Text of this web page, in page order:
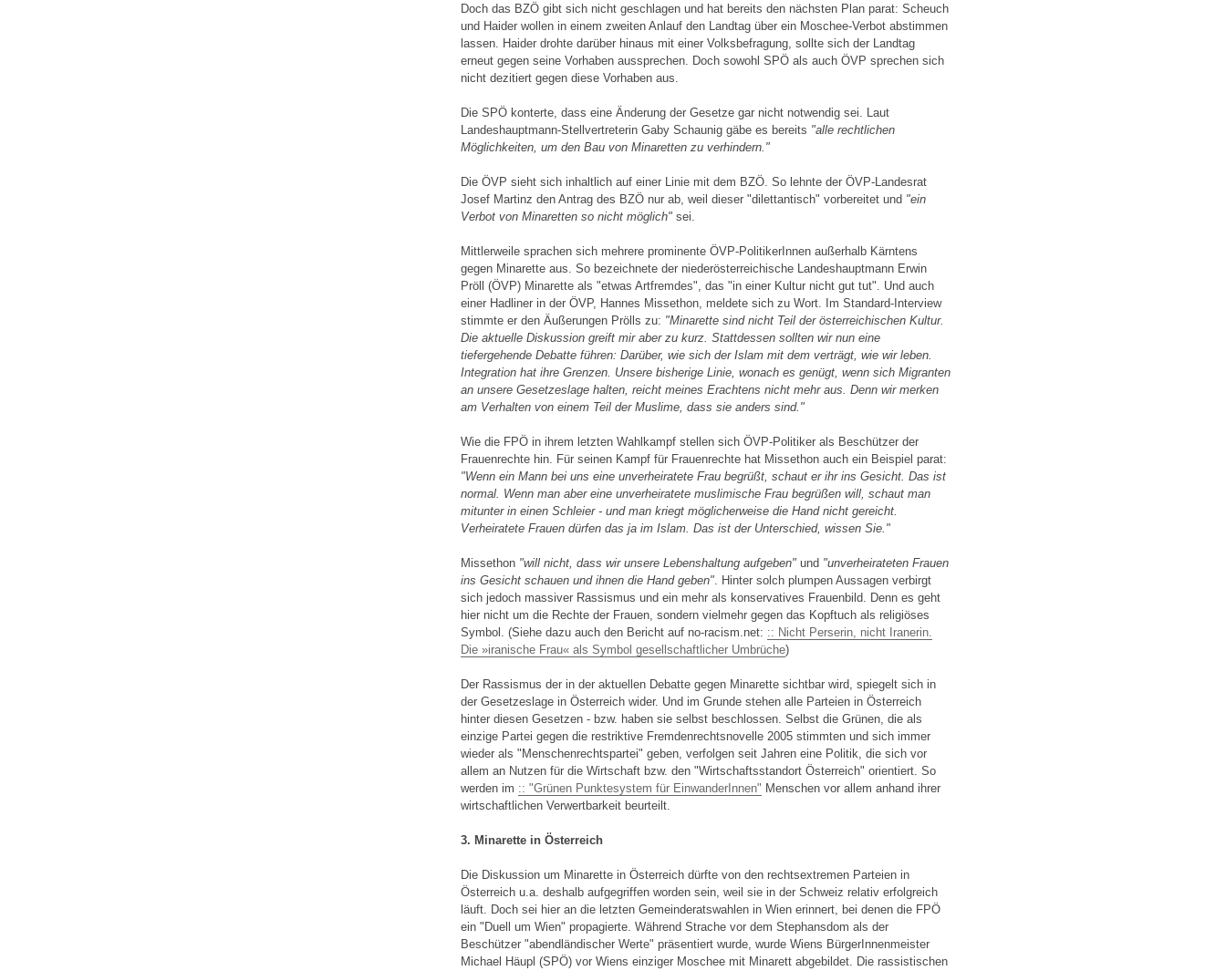
Doch das BZÖ gibt sich nicht geschlagen und hat bereits den nächsten Plan parat: Scheuch
und Haider wollen in einem zweiten Anlauf den Landtag über ein Moschee-Verbot abstimmen
lassen. Haider drohte darüber hinaus mit einer Volksbefragung, sollte sich der Landtag
erneut gegen seine Vorhaben aussprechen. Doch sowohl SPÖ als auch ÖVP sprechen sich
nicht dezitiert gegen diese Vorhaben aus.
Die SPÖ konterte, dass eine Änderung der Gesetze gar nicht notwendig sei. Laut
Landeshauptmann-Stellvertreterin Gaby Schaunig gäbe es bereits "alle rechtlichen
Möglichkeiten, um den Bau von Minaretten zu verhindern."
Die ÖVP sieht sich inhaltlich auf einer Linie mit dem BZÖ. So lehnte der ÖVP-Landesrat
Josef Martinz den Antrag des BZÖ nur ab, weil dieser "dilettantisch" vorbereitet und "ein
Verbot von Minaretten so nicht möglich" sei.
Mittlerweile sprachen sich mehrere prominente ÖVP-PolitikerInnen außerhalb Kärntens
gegen Minarette aus. So bezeichnete der niederösterreichische Landeshauptmann Erwin
Pröll (ÖVP) Minarette als "etwas Artfremdes", das "in einer Kultur nicht gut tut". Und auch
einer Hadliner in der ÖVP, Hannes Missethon, meldete sich zu Wort. Im Standard-Interview
stimmte er den Äußerungen Prölls zu: "Minarette sind nicht Teil der österreichischen Kultur.
Die aktuelle Diskussion greift mir aber zu kurz. Stattdessen sollten wir nun eine
tiefergehende Debatte führen: Darüber, wie sich der Islam mit dem verträgt, wie wir leben.
Integration hat ihre Grenzen. Unsere bisherige Linie, wonach es genügt, wenn sich Migranten
an unsere Gesetzeslage halten, reicht meines Erachtens nicht mehr aus. Denn wir merken
am Verhalten von einem Teil der Muslime, dass sie anders sind."
Wie die FPÖ in ihrem letzten Wahlkampf stellen sich ÖVP-Politiker als Beschützer der
Frauenrechte hin. Für seinen Kampf für Frauenrechte hat Missethon auch ein Beispiel parat:
"Wenn ein Mann bei uns eine unverheiratete Frau begrüßt, schaut er ihr ins Gesicht. Das ist
normal. Wenn man aber eine unverheiratete muslimische Frau begrüßen will, schaut man
mitunter in einen Schleier - und man kriegt möglicherweise die Hand nicht gereicht.
Verheiratete Frauen dürfen das ja im Islam. Das ist der Unterschied, wissen Sie."
Missethon "will nicht, dass wir unsere Lebenshaltung aufgeben" und "unverheirateten Frauen
ins Gesicht schauen und ihnen die Hand geben" . Hinter solch plumpen Aussagen verbirgt
sich jedoch massiver Rassismus und ein mehr als konservatives Frauenbild. Denn es geht
hier nicht um die Rechte der Frauen, sondern vielmehr gegen das Kopftuch als religiöses
Symbol. (Siehe dazu auch den Bericht auf no-racism.net: :: Nicht Perserin, nicht Iranerin.
Die »iranische Frau« als Symbol gesellschaftlicher Umbrüche)
Der Rassismus der in der aktuellen Debatte gegen Minarette sichtbar wird, spiegelt sich in
der Gesetzeslage in Österreich wider. Und im Grunde stehen alle Parteien in Österreich
hinter diesen Gesetzen - bzw. haben sie selbst beschlossen. Selbst die Grünen, die als
einzige Partei gegen die restriktive Fremdenrechtsnovelle 2005 stimmten und sich immer
wieder als "Menschenrechtspartei" geben, verfolgen seit Jahren eine Politik, die sich vor
allem an Nutzen für die Wirtschaft bzw. den "Wirtschaftsstandort Österreich" orientiert. So
werden im :: "Grünen Punktesystem für EinwanderInnen" Menschen vor allem anhand ihrer
wirtschaftlichen Verwertbarkeit beurteilt.
3. Minarette in Österreich
Die Diskussion um Minarette in Österreich dürfte von den rechtsextremen Parteien in
Österreich u.a. deshalb aufgegriffen worden sein, weil sie in der Schweiz relativ erfolgreich
läuft. Doch sei hier an die letzten Gemeinderatswahlen in Wien erinnert, bei denen die FPÖ
ein "Duell um Wien" propagierte. Während Strache vor dem Stephansdom als der
Beschützer "abendländischer Werte" präsentiert wurde, wurde Wiens BürgerInnenmeister
Michael Häupl (SPÖ) vor Wiens einziger Moschee mit Minarett abgebildet. Die rassistischen